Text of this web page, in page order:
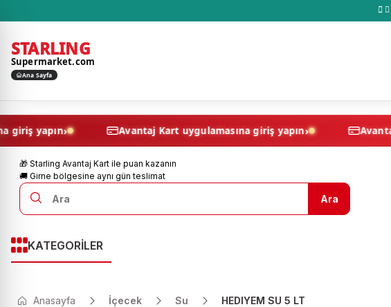
STARLING
Supermarket.com
Ana Sayfa
giriş yapın › Avantaj Kart uygulamasına giriş yapın ›
🎁 Starling Avantaj Kart ile puan kazanın
🚚 Girne bölgesine aynı gün teslimat
Ara
KATEGORİLER
Anasayfa İçecek Su HEDIYEM SU 5 LT